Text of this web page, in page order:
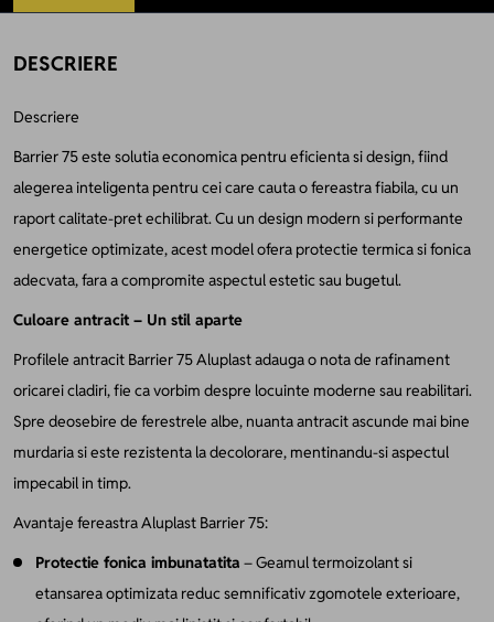
DESCRIERE
Descriere
Barrier 75 este solutia economica pentru eficienta si design, fiind
alegerea inteligenta pentru cei care cauta o fereastra fiabila, cu un
raport calitate-pret echilibrat. Cu un design modern si performante
energetice optimizate, acest model ofera protectie termica si fonica
adecvata, fara a compromite aspectul estetic sau bugetul.
Culoare antracit – Un stil aparte
Profilele antracit Barrier 75 Aluplast adauga o nota de rafinament
oricarei cladiri, fie ca vorbim despre locuinte moderne sau reabilitari.
Spre deosebire de ferestrele albe, nuanta antracit ascunde mai bine
murdaria si este rezistenta la decolorare, mentinandu-si aspectul
impecabil in timp.
Avantaje fereastra Aluplast Barrier 75:
Protectie fonica imbunatatita – Geamul termoizolant si
etansarea optimizata reduc semnificativ zgomotele exterioare,